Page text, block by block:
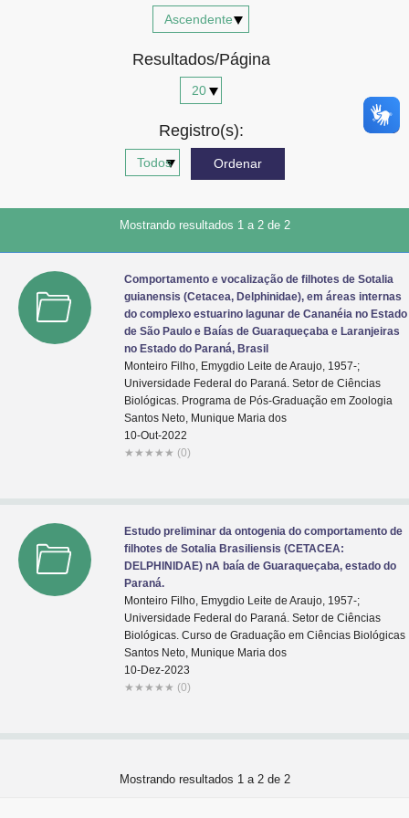
Resultados/Página
Registro(s):
Mostrando resultados 1 a 2 de 2
Comportamento e vocalização de filhotes de Sotalia
guianensis (Cetacea, Delphinidae), em áreas internas
do complexo estuarino lagunar de Cananéia no Estado
de São Paulo e Baías de Guaraqueçaba e Laranjeiras
no Estado do Paraná, Brasil
Monteiro Filho, Emygdio Leite de Araujo, 1957-;
Universidade Federal do Paraná. Setor de Ciências
Biológicas. Programa de Pós-Graduação em Zoologia
Santos Neto, Munique Maria dos
10-Out-2022
★ ★ ★ ★ ★ (0)
Estudo preliminar da ontogenia do comportamento de
filhotes de Sotalia Brasiliensis (CETACEA:
DELPHINIDAE) nA baía de Guaraqueçaba, estado do
Paraná.
Monteiro Filho, Emygdio Leite de Araujo, 1957-;
Universidade Federal do Paraná. Setor de Ciências
Biológicas. Curso de Graduação em Ciências Biológicas
Santos Neto, Munique Maria dos
10-Dez-2023
★ ★ ★ ★ ★ (0)
Mostrando resultados 1 a 2 de 2